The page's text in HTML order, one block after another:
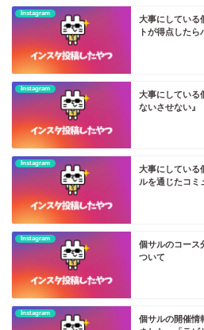
Instagram
大事にしている
トが得点したら
Instagram
大事にしている
ないさせない』
Instagram
大事にしている
ルを通じたコミ
Instagram
個サルのコース
ついて
Instagram
個サルの開催情